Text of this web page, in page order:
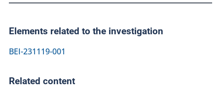
Elements related to the investigation
BEI-231119-001
Related content